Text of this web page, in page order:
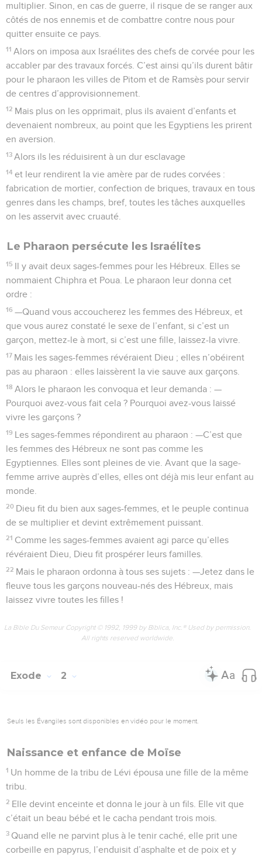
multiplier. Sinon, en cas de guerre, il risque de se ranger aux
côtés de nos ennemis et de combattre contre nous pour
quitter ensuite ce pays.
11 Alors on imposa aux Israélites des chefs de corvée pour les
accabler par des travaux forcés. C’est ainsi qu’ils durent bâtir
pour le pharaon les villes de Pitom et de Ramsès pour servir
de centres d’approvisionnement.
12 Mais plus on les opprimait, plus ils avaient d’enfants et
devenaient nombreux, au point que les Egyptiens les prirent
en aversion.
13 Alors ils les réduisirent à un dur esclavage
14 et leur rendirent la vie amère par de rudes corvées :
fabrication de mortier, confection de briques, travaux en tous
genres dans les champs, bref, toutes les tâches auxquelles
on les asservit avec cruauté.
Le Pharaon persécute les Israélites
15 Il y avait deux sages-femmes pour les Hébreux. Elles se
nommaient Chiphra et Poua. Le pharaon leur donna cet
ordre :
16 —Quand vous accoucherez les femmes des Hébreux, et
que vous aurez constaté le sexe de l’enfant, si c’est un
garçon, mettez-le à mort, si c’est une fille, laissez-la vivre.
17 Mais les sages-femmes révéraient Dieu ; elles n’obéirent
pas au pharaon : elles laissèrent la vie sauve aux garçons.
18 Alors le pharaon les convoqua et leur demanda : —
Pourquoi avez-vous fait cela ? Pourquoi avez-vous laissé
vivre les garçons ?
19 Les sages-femmes répondirent au pharaon : —C’est que
les femmes des Hébreux ne sont pas comme les
Egyptiennes. Elles sont pleines de vie. Avant que la sage-
femme arrive auprès d’elles, elles ont déjà mis leur enfant au
monde.
20 Dieu fit du bien aux sages-femmes, et le peuple continua
de se multiplier et devint extrêmement puissant.
21 Comme les sages-femmes avaient agi parce qu’elles
révéraient Dieu, Dieu fit prospérer leurs familles.
22 Mais le pharaon ordonna à tous ses sujets : —Jetez dans le
fleuve tous les garçons nouveau-nés des Hébreux, mais
laissez vivre toutes les filles !
La Bible Du Semeur Copyright © 1992, 1999 by Biblica, Inc.® Used by permission.
All rights reserved worldwide.
Exode 2
Seuls les Évangiles sont disponibles en vidéo pour le moment.
Naissance et enfance de Moïse
1 Un homme de la tribu de Lévi épousa une fille de la même
tribu.
2 Elle devint enceinte et donna le jour à un fils. Elle vit que
c’était un beau bébé et le cacha pendant trois mois.
3 Quand elle ne parvint plus à le tenir caché, elle prit une
corbeille en papyrus, l’enduisit d’asphalte et de poix et y